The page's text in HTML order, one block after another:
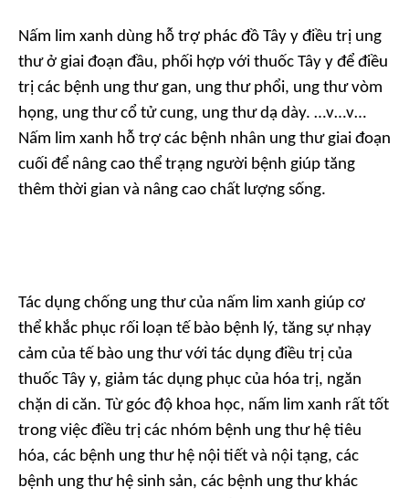
Nấm lim xanh dùng hỗ trợ phác đồ Tây y điều trị ung
thư ở giai đoạn đầu, phối hợp với thuốc Tây y để điều
trị các bệnh ung thư gan, ung thư phổi, ung thư vòm
họng, ung thư cổ tử cung, ung thư dạ dày. …v…v…
Nấm lim xanh hỗ trợ các bệnh nhân ung thư giai đoạn
cuối để nâng cao thể trạng người bệnh giúp tăng
thêm thời gian và nâng cao chất lượng sống.
Tác dụng chống ung thư của nấm lim xanh giúp cơ
thể khắc phục rối loạn tế bào bệnh lý, tăng sự nhạy
cảm của tế bào ung thư với tác dụng điều trị của
thuốc Tây y, giảm tác dụng phục của hóa trị, ngăn
chặn di căn. Từ góc độ khoa học, nấm lim xanh rất tốt
trong việc điều trị các nhóm bệnh ung thư hệ tiêu
hóa, các bệnh ung thư hệ nội tiết và nội tạng, các
bệnh ung thư hệ sinh sản, các bệnh ung thư khác